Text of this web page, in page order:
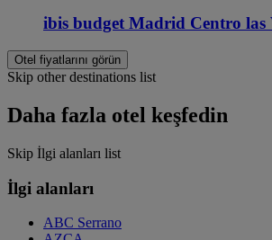
ibis budget Madrid Centro las
Otel fiyatlarını görün
Skip other destinations list
Daha fazla otel keşfedin
Skip İlgi alanları list
İlgi alanları
ABC Serrano